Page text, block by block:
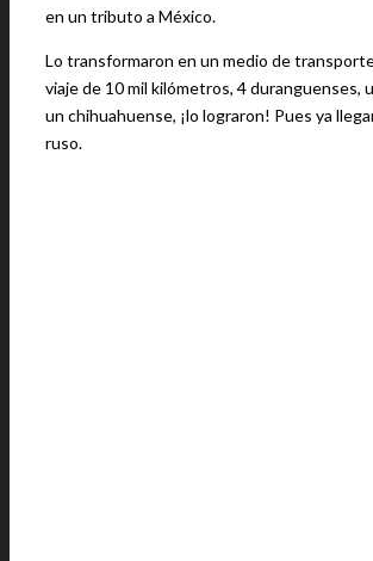
en un tributo a México.
Lo transformaron en un medio de
viaje de 10 mil kilómetros, 4 duranguenses,
un chihuahuense, ¡lo lograron! Pues ya
ruso.